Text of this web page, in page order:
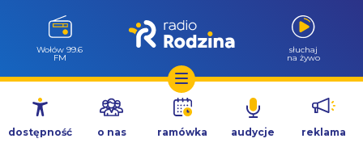
Przejdź
treści
Milicz 88.5
FM
słuchaj
na żywo
dostępność o nas ramówka audycje reklama